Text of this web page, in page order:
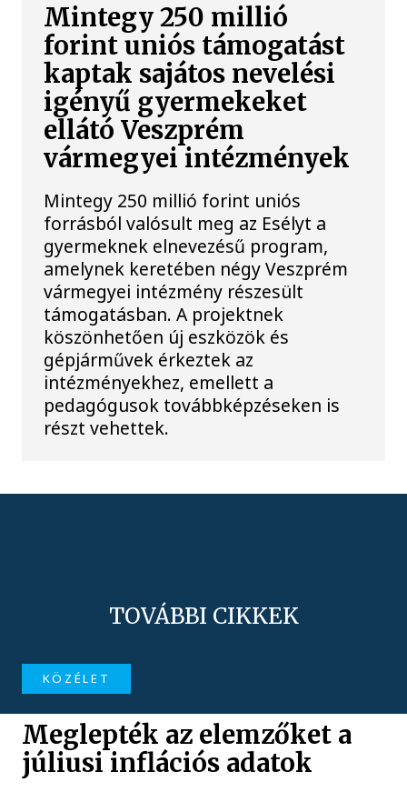
Mintegy 250 millió
forint uniós támogatást
kaptak sajátos nevelési
igényű gyermekeket
ellátó Veszprém
vármegyei intézmények
Mintegy 250 millió forint uniós
forrásból valósult meg az Esélyt a
gyermeknek elnevezésű program,
amelynek keretében négy Veszprém
vármegyei intézmény részesült
támogatásban. A projektnek
köszönhetően új eszközök és
gépjárművek érkeztek az
intézményekhez, emellett a
pedagógusok továbbképzéseken is
részt vehettek.
TOVÁBBI CIKKEK
KÖZÉLET
Meglepték az elemzőket a
júliusi inflációs adatok